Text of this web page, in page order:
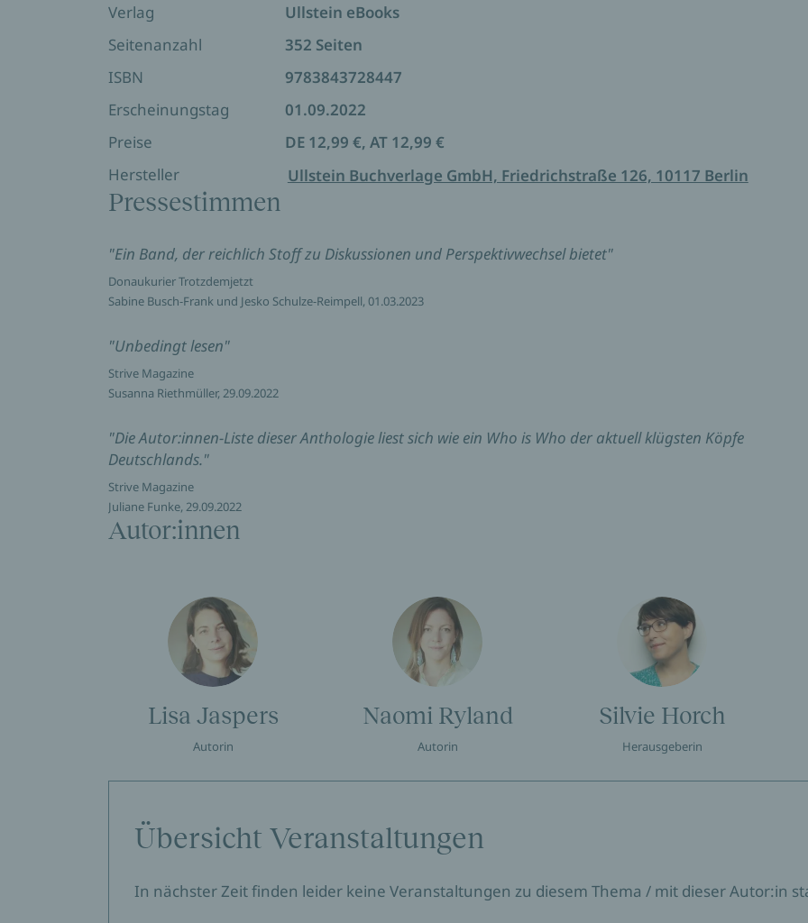
oder Identität die patriarchalen Handlungsmuster gebrochen werden können und ein
besseres Leben für alle möglich wird.
Verlag
Ullstein eBooks
Seitenanzahl
352 Seiten
ISBN
9783843728447
Erscheinungstag
01.09.2022
Preise
DE 12,99 €, AT 12,99 €
Hersteller
Ullstein Buchverlage GmbH, Friedrichstraße 126, 10117 Berlin
Pressestimmen
"Ein Band, der reichlich Stoff zu Diskussionen und Perspektivwechsel bietet"
Donaukurier Trotzdemjetzt
Sabine Busch-Frank und Jesko Schulze-Reimpell, 01.03.2023
"Unbedingt lesen"
Strive Magazine
Susanna Riethmüller, 29.09.2022
"Die Autor:innen-Liste dieser Anthologie liest sich wie ein Who is Who der aktuell klügsten Köpfe
Deutschlands."
Strive Magazine
Juliane Funke, 29.09.2022
Autor:innen
Lisa Jaspers
Autorin
Naomi Ryland
Autorin
Silvie Horch
Herausgeberin
Übersicht Veranstaltungen
In nächster Zeit finden leider keine Veranstaltungen zu diesem Thema / mit dieser Autor:in